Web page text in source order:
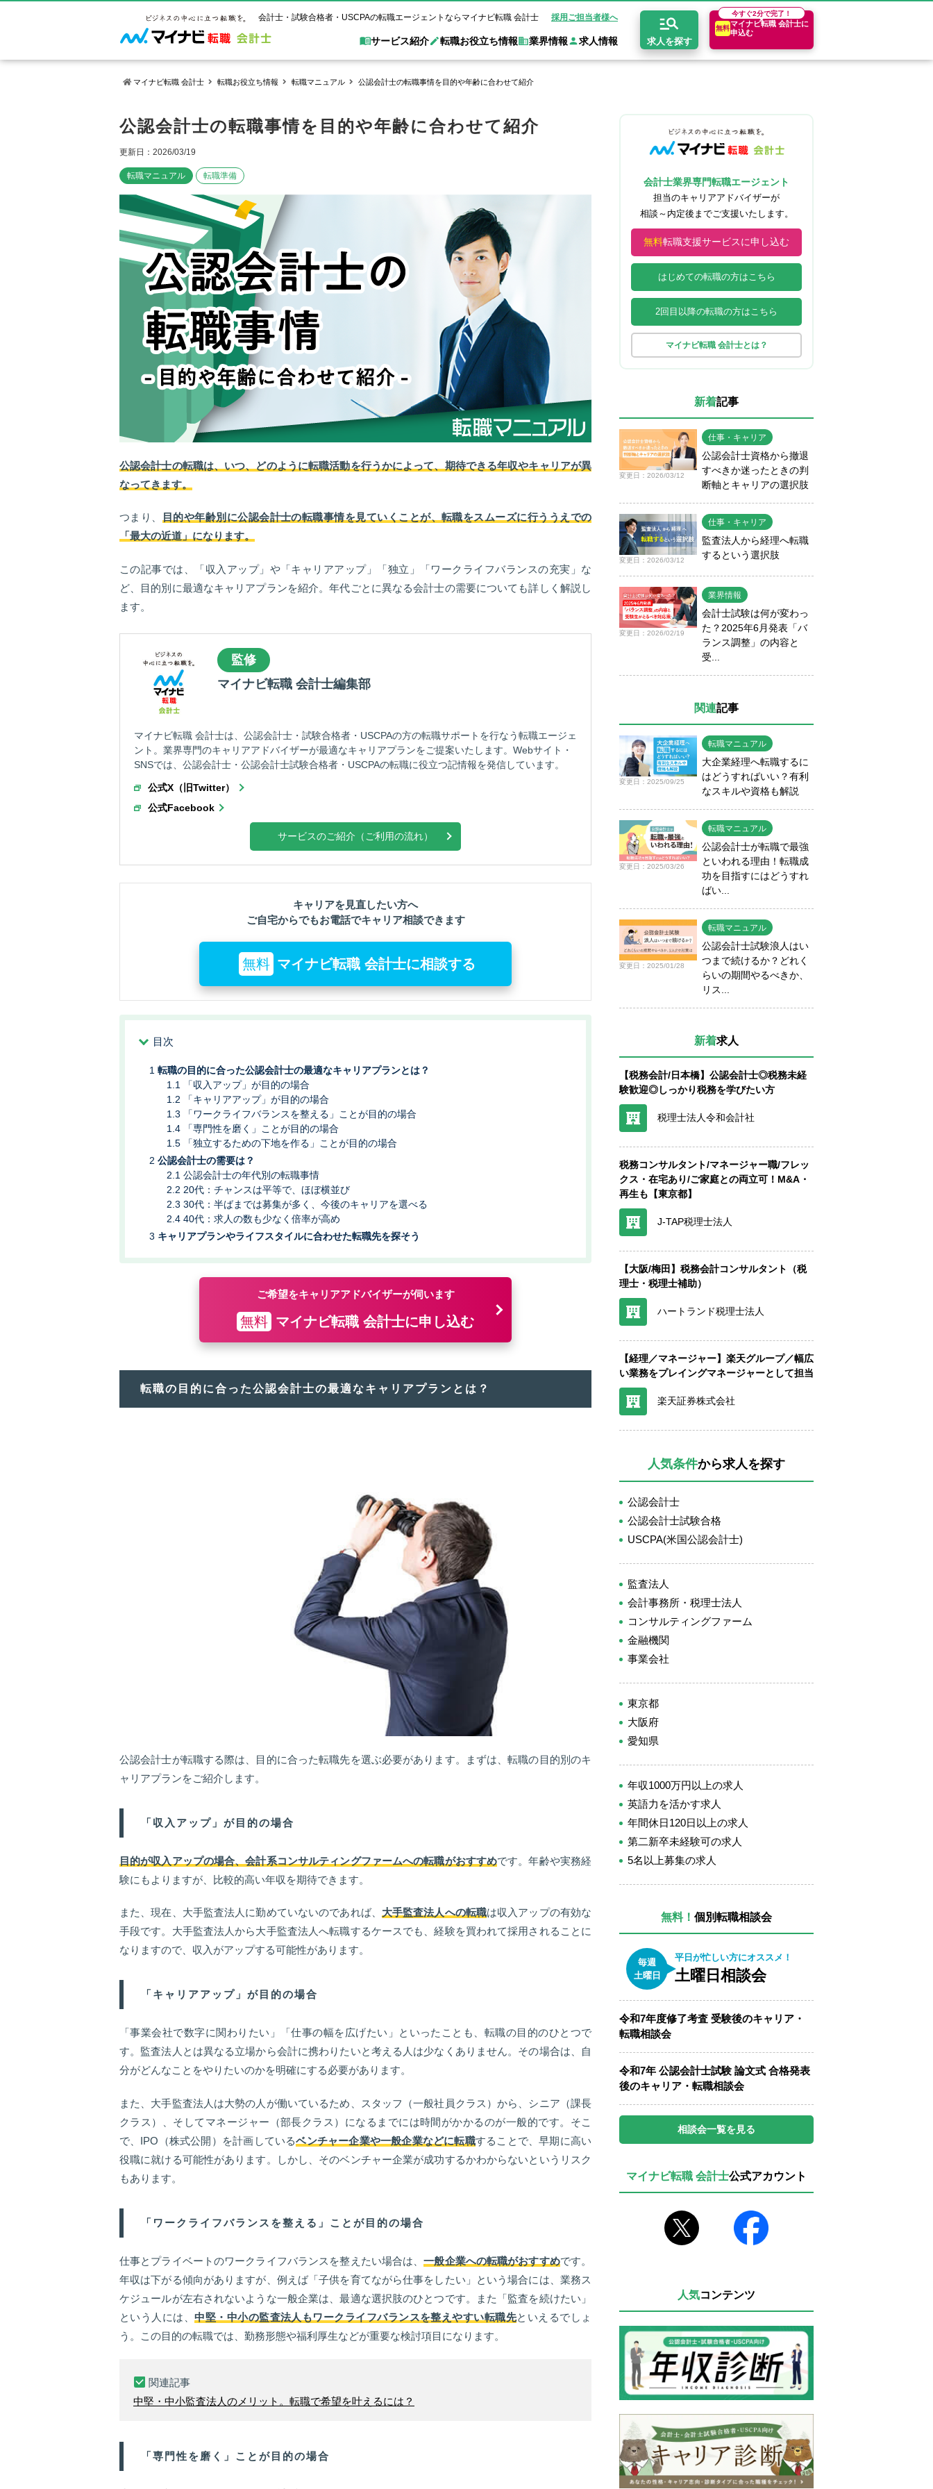
会計士・試験合格者・USCPAの転職エージェントならマイナビ転職 会計士 採用ご担当者様へ
求人を探す
今すぐ2分で完了！
無料
マイナビ転職 会計士に
申込む
サービス紹介
サービス紹介
マイナビ転職 会計士とは？ Web面談サービス
転職お役立ち情報
転職お役立ち情報
ご状況別転職ガイド
2回目以降の転職の方へ 未経験分野への転職 WEB面接完全ガイド
年収診断
業界情報
業界情報
会計士試験情報
試験合格後の流れ
業界トピックス
監査法人
コンサルティングファーム
事業会社
求人情報
求人情報
保有資格別求人情報
USCPA（米国公認会計士）
業界別求人情報
コンサルティングファー
関東・首都圏
東海
マイナビ転職 会計士 転職お役立ち情報 転職マニュアル 公認会計士の転職事情を目的や年齢に合わせて紹介
公認会計士の転職事情を目的や年齢に合わせて紹介
更新日：2026/03/19
転職マニュアル 転職準備
公認会計士の転職は、いつ、どのように転職活動を行うかによって、期待できる年収やキャリアが異
なってきます。
つまり、
目的や年齢別に公認会計士の転職事情を見ていくことが、転職をスムーズに行ううえでの
「最大の近道」になります。
この記事では、「収入アップ」や「キャリアアップ」「独立」「ワークライフバランスの充実」な
ど、目的別に最適なキャリアプランを紹介。年代ごとに異なる会計士の需要についても詳しく解説し
ます。
監修
マイナビ転職 会計士編集部
マイナビ転職 会計士は、公認会計士・試験合格者・USCPAの方の転職サポートを行なう転職エージェ
ント。業界専門のキャリアアドバイザーが最適なキャリアプランをご提案いたします。Webサイト・
SNSでは、公認会計士・公認会計士試験合格者・USCPAの転職に役立つ記情報を発信しています。
公式X（旧Twitter）
公式Facebook
サービスのご紹介（ご利用の流れ）
キャリアを見直したい方へ
ご自宅からでもお電話でキャリア相談できます
無料 マイナビ転職 会計士に相談する
目次
転職の目的に合った公認会計士の最適なキャリアプランとは？
「収入アップ」が目的の場合
「キャリアアップ」が目的の場合
「ワークライフバランスを整える」ことが目的の場合
「専門性を磨く」ことが目的の場合
「独立するための下地を作る」ことが目的の場合
公認会計士の需要は？
公認会計士の年代別の転職事情
20代：チャンスは平等で、ほぼ横並び
30代：半ばまでは募集が多く、今後のキャリアを選べる
40代：求人の数も少なく倍率が高め
キャリアプランやライフスタイルに合わせた転職先を探そう
ご希望をキャリアアドバイザーが伺います
無料 マイナビ転職 会計士に申し込む
転職の目的に合った公認会計士の最適なキャリアプランとは？
公認会計士が転職する際は、目的に合った転職先を選ぶ必要があります。まずは、転職の目的別のキ
ャリアプランをご紹介します。
「収入アップ」が目的の場合
目的が収入アップの場合、会計系コンサルティングファームへの転職がおすすめです。年齢や実務経
験にもよりますが、比較的高い年収を期待できます。
また、現在、大手監査法人に勤めていないのであれば、 大手監査法人への転職は収入アップの有効な
手段です。大手監査法人から大手監査法人へ転職するケースでも、経験を買われて採用されることに
なりますので、収入がアップする可能性があります。
「キャリアアップ」が目的の場合
「事業会社で数字に関わりたい」「仕事の幅を広げたい」といったことも、転職の目的のひとつで
す。監査法人とは異なる立場から会計に携わりたいと考える人は少なくありません。その場合は、自
分がどんなことをやりたいのかを明確にする必要があります。
また、大手監査法人は大勢の人が働いているため、スタッフ（一般社員クラス）から、シニア（課長
クラス）、そしてマネージャー（部長クラス）になるまでには時間がかかるのが一般的です。そこ
で、IPO（株式公開）を計画しているベンチャー企業や一般企業などに転職することで、早期に高い
役職に就ける可能性があります。しかし、そのベンチャー企業が成功するかわからないというリスク
もあります。
「ワークライフバランスを整える」ことが目的の場合
仕事とプライベートのワークライフバランスを整えたい場合は、一般企業への転職がおすすめです。
年収は下がる傾向がありますが、例えば「子供を育てながら仕事をしたい」という場合には、業務ス
ケジュールが左右されないような一般企業は、最適な選択肢のひとつです。また「監査を続けたい」
という人には、中堅・中小の監査法人もワークライフバランスを整えやすい転職先といえるでしょ
う。この目的の転職では、勤務形態や福利厚生などが重要な検討項目になります。
関連記事
中堅・中小監査法人のメリット。転職で希望を叶えるには？
「専門性を磨く」ことが目的の場合
会計士業界専門転職エージェント
担当のキャリアアドバイザーが
相談～内定後までご支援いたします。
無料転職支援サービスに申し込む
はじめての転職の方はこちら
2回目以降の転職の方はこちら
マイナビ転職 会計士とは？
新着記事
変更日：2026/03/12
仕事・キャリア
公認会計士資格から撤退
すべきか迷ったときの判
断軸とキャリアの選択肢
変更日：2026/03/12
仕事・キャリア
監査法人から経理へ転職
するという選択肢
変更日：2026/02/19
業界情報
会計士試験は何が変わっ
た？2025年6月発表「バ
ランス調整」の内容と
受...
関連記事
変更日：2025/09/25
転職マニュアル
大企業経理へ転職するに
はどうすればいい？有利
なスキルや資格も解説
変更日：2025/03/26
転職マニュアル
公認会計士が転職で最強
といわれる理由！転職成
功を目指すにはどうすれ
ばい...
変更日：2025/01/28
転職マニュアル
公認会計士試験浪人はい
つまで続けるか？どれく
らいの期間やるべきか、
リス...
新着求人
【税務会計/日本橋】公認会計士◎税務未経
験歓迎◎しっかり税務を学びたい方
税理士法人令和会計社
税務コンサルタント/マネージャー職/フレッ
クス・在宅あり/ご家庭との両立可！M&A・
再生も【東京都】
J-TAP税理士法人
【大阪/梅田】税務会計コンサルタント（税
理士・税理士補助）
ハートランド税理士法人
【経理／マネージャー】楽天グループ／幅広
い業務をプレイングマネージャーとして担当
楽天証券株式会社
人気条件から求人を探す
公認会計士
公認会計士試験合格
USCPA(米国公認会計士)
監査法人
会計事務所・税理士法人
コンサルティングファーム
金融機関
事業会社
東京都
大阪府
愛知県
年収1000万円以上の求人
英語力を活かす求人
年間休日120日以上の求人
第二新卒未経験可の求人
5名以上募集の求人
無料！ 個別転職相談会
毎週
土曜日
平日が忙しい方にオススメ！
土曜日相談会
令和7年度修了考査 受験後のキャリア・
転職相談会
令和7年 公認会計士試験 論文式 合格発表
後のキャリア・転職相談会
相談会一覧を見る
マイナビ転職 会計士公式アカウント
人気コンテンツ